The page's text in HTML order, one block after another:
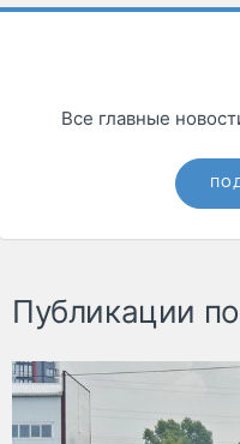
Все главные
Публикации